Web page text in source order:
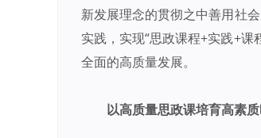
新发展理念的贯彻之中善用社
实践，实现“思政课程+实践+
全面的高质量发展。
以高质量思政课培育高素